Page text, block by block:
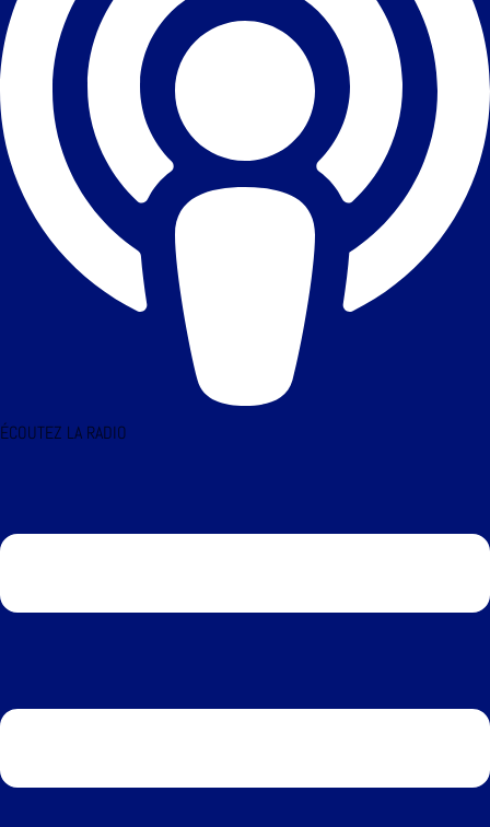
ÉCOUTEZ LA RADIO